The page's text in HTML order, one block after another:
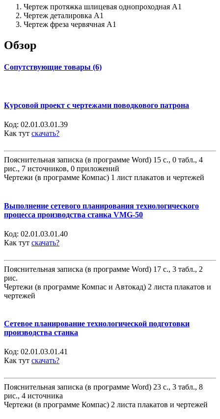
Чертеж протяжка шлицевая однопроходная А1
Чертеж деталировка А1
Чертеж фреза червячная А1
Обзор
Сопутствующие товары (6)
Курсовой проект с чертежами поводкового патрона
Код: 02.01.03.01.39
Как тут скачать?
Пояснительная записка (в программе Word) 15 с., 0 табл., 4
рис., 7 источников, 0 приложений
Чертежи (в программе Компас) 1 лист плакатов и чертежей
Выполнение сетевого планирования технологического
процесса производства станка VMG-50
Код: 02.01.03.01.40
Как тут скачать?
Пояснительная записка (в программе Word) 17 с., 3 табл., 2
рис.
Чертежи (в программе Компас и Автокад) 2 листа плакатов и
чертежей
Сетевое планирование технологической подготовки
производства станка
Код: 02.01.03.01.41
Как тут скачать?
Пояснительная записка (в программе Word) 23 с., 3 табл., 8
рис., 4 источника
Чертежи (в программе Компас) 2 листа плакатов и чертежей